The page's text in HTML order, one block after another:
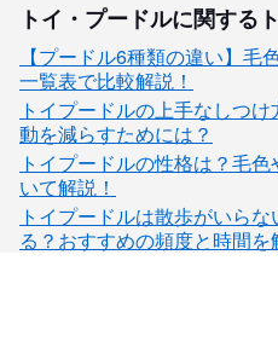
トイ・プードルに関する
【プードル6種類の違い】毛
一覧表で比較解説！
トイプードルの上手なしつ
動を減らすためには？
トイプードルの性格は？毛
いて解説！
トイプードルは散歩がいら
る？おすすめの頻度と時間を